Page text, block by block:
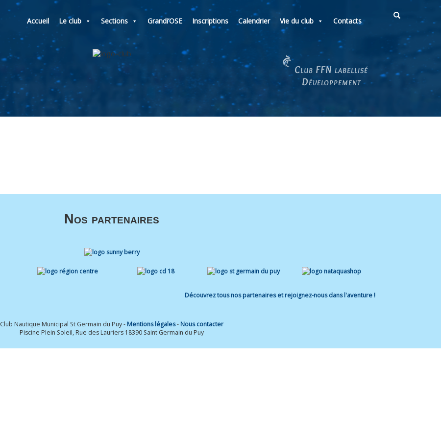
Accueil Le club Sections Grandi’OSE Inscriptions Calendrier Vie du club Contacts
Club FFN labellisé
Développement
Nos partenaires
Découvrez tous nos partenaires et rejoignez-nous dans l'aventure !
Club Nautique Municipal St Germain du Puy - Mentions légales- Nous contacter
Piscine Plein Soleil, Rue des Lauriers 18390 Saint Germain du Puy